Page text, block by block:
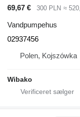
69,67 €
300 PLN ≈
Vandpumpehus
02937456
Polen, Kojszówka
Wibako